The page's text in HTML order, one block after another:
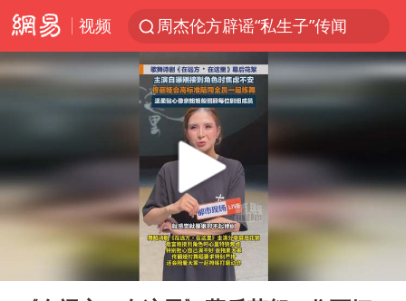
视频
周杰伦方辟谣“私生子”传闻
山东财大教授刘海明逝世 终年38岁
官方通报传销头目出狱办书院
台风白海豚可能在浙江登陆
因凡蒂诺首次公开道歉
《Monica》填词人黎彼得去世
人贩子“梅姨”真实姓名曝光
Play